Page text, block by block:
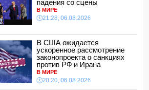
Алиев подписал распоряжения в
двумя дипломатами
07.08.2026
погоды в Азербайджане на 8 августа
07.08.2026
ищут сотрудников с
до 10 000 манатов
07.08.2026
падения со сцены
В МИРЕ
21:28, 06.08.2026
В США ожидается
ускоренное рассмотрение
законопроекта о санкциях
против РФ и Ирана
В МИРЕ
20:20, 06.08.2026